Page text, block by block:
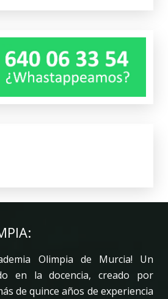
Olimpia de Murcia! Un
en la docencia, creado por
de quince años de experiencia